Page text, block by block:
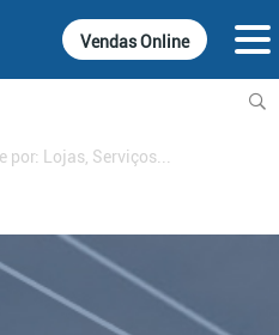
Vendas Online